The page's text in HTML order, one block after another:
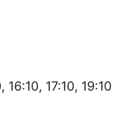
16:10, 17:10, 19:10